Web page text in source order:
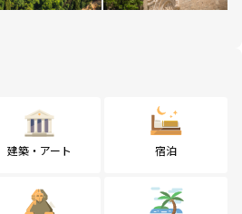
建築・アート 宿泊